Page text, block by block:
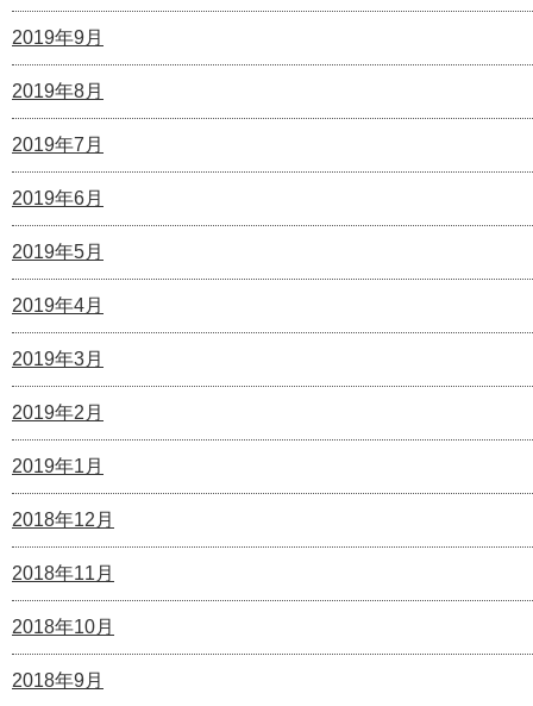
2019年9月
2019年8月
2019年7月
2019年6月
2019年5月
2019年4月
2019年3月
2019年2月
2019年1月
2018年12月
2018年11月
2018年10月
2018年9月